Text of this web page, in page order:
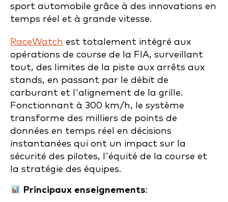
sport automobile grâce à des innovations en
temps réel et à grande vitesse.
RaceWatch est totalement intégré aux
opérations de course de la FIA, surveillant
tout, des limites de la piste aux arrêts aux
stands, en passant par le débit de
carburant et l'alignement de la grille.
Fonctionnant à 300 km/h, le système
transforme des milliers de points de
données en temps réel en décisions
instantanées qui ont un impact sur la
sécurité des pilotes, l'équité de la course et
la stratégie des équipes.
Principaux enseignements: